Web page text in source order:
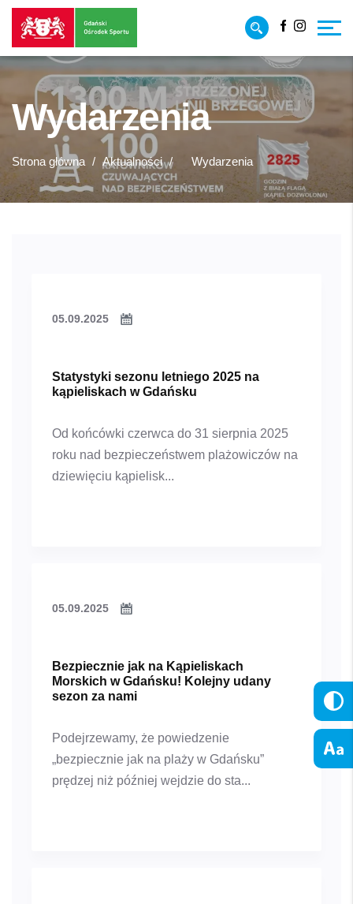
Przejdź
treści
Przejdź
do
strony
głównej
Facebook
Wydarzenia
Strona główna / Aktualności / Wydarzenia
05.09.2025
Statystyki sezonu letniego 2025 na
kąpieliskach w Gdańsku
Od końcówki czerwca do 31 sierpnia 2025
roku nad bezpieczeństwem plażowiczów na
dziewięciu kąpielisk...
05.09.2025
Bezpiecznie jak na Kąpieliskach
Morskich w Gdańsku! Kolejny udany
sezon za nami
Podejrzewamy, że powiedzenie
„bezpiecznie jak na plaży w Gdańsku”
prędzej niż później wejdzie do sta...